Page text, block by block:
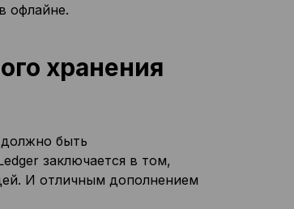
офлайне.
хранения
быть
заключается в том,
И отличным дополнением